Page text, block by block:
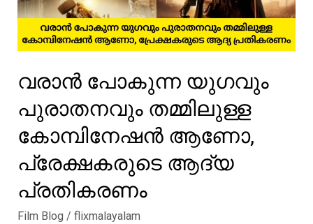
വന്നിട്ടുണ്ട്,
ആസിഫ്
അലി
വരാൻ പോകുന്ന യുഗവും
പുരാതനവും തമ്മിലുള്ള
കോമ്പിനേഷൻ ആണോ,
പ്രേക്ഷകരുടെ ആദ്യ
പ്രതികരണം
Film Blog / flixmalayalam